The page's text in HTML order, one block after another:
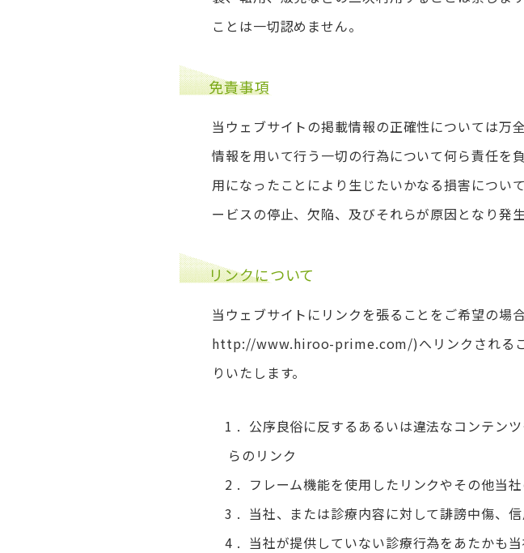
ことは一切認めません。
免責事項
当ウェブサイトの掲載情報の正確性については万
情報を用いて行う一切の行為について何ら責任を
用になったことにより生じたいかなる損害につい
ービスの停止、欠陥、及びそれらが原因となり発
リンクについて
当ウェブサイトにリンクを張ることをご希望の場
http://www.hiroo-prime.com/)へリンクされる
りいたします。
公序良俗に反するあるいは違法なコンテン
らのリンク
フレーム機能を使用したリンクやその他当
当社、または診療内容に対して誹謗中傷、
当社が提供していない診療行為をあたかも